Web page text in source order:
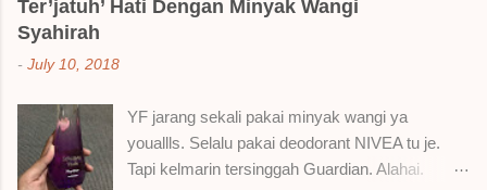
Rose Makmur Setelah dicuba dengan pelbagai
suka tu boleh adjust. Don't worry! Aku start
dengan yang elok dulu lah ek! Pros 1) OMG!
Ringan gila tekstur dia bila dah kering. Serious!
Ter’jatuh’ Hati Dengan Minyak Wangi
Syahirah
- July 10, 2018
YF jarang sekali pakai minyak wangi ya
youallls. Selalu pakai deodorant NIVEA tu je.
Tapi kelmarin tersinggah Guardian. Alahai.